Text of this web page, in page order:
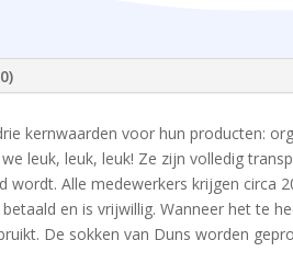
kernwaarden voor hun producten:
leuk, leuk, leuk! Ze zijn volledig
Alle medewerkers krijgen circa
en is vrijwillig. Wanneer het te
De sokken van Duns worden